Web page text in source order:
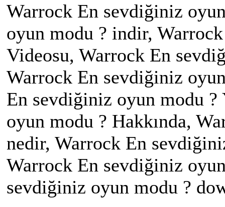
Warrock En sevdiğiniz
oyun modu ? indir,
Videosu, Warrock En
Warrock En sevdiğiniz
En sevdiğiniz oyun modu
oyun modu ? Hakkında,
nedir, Warrock En
Warrock En sevdiğiniz
sevdiğiniz oyun modu ?